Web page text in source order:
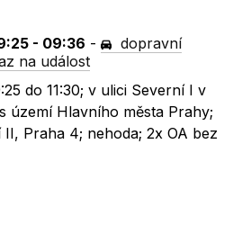
- 09:36 -
dopravní
na událost
do 11:30; v ulici Severní I v
území Hlavního města Prahy;
Praha 4; nehoda; 2x OA bez